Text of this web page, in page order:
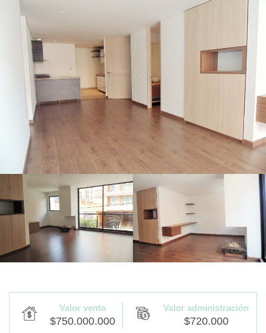
Valor venta
$750.000.000
Valor administración
$720.000